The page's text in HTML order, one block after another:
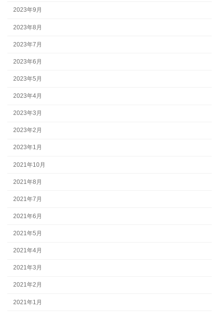
2023年9月
2023年8月
2023年7月
2023年6月
2023年5月
2023年4月
2023年3月
2023年2月
2023年1月
2021年10月
2021年8月
2021年7月
2021年6月
2021年5月
2021年4月
2021年3月
2021年2月
2021年1月